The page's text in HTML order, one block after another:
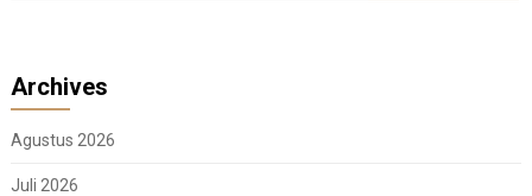
Archives
Agustus 2026
Juli 2026